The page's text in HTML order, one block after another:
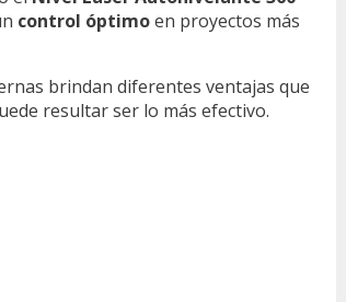
control óptimoen proyectos más
brindan diferentes ventajas que
resultar ser lo más efectivo.